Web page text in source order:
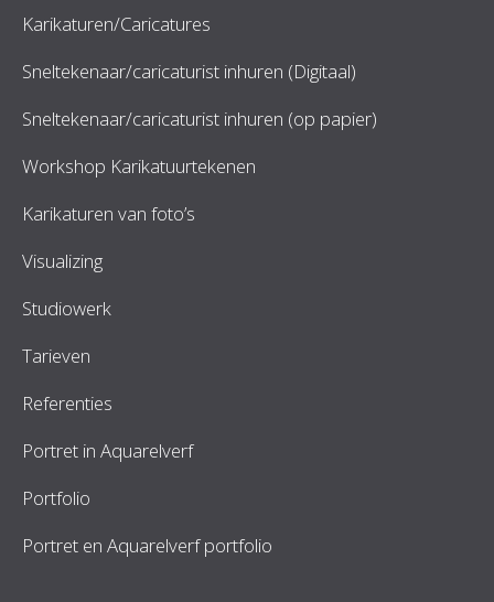
Karikaturen/Caricatures
Sneltekenaar/caricaturist inhuren (Digitaal)
Sneltekenaar/caricaturist inhuren (op papier)
Workshop Karikatuurtekenen
Karikaturen van foto’s
Visualizing
Studiowerk
Tarieven
Referenties
Portret in Aquarelverf
Portfolio
Portret en Aquarelverf portfolio